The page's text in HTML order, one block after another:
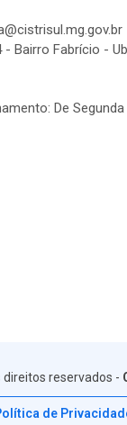
- Bairro Fabrício -
De
reservados -
de